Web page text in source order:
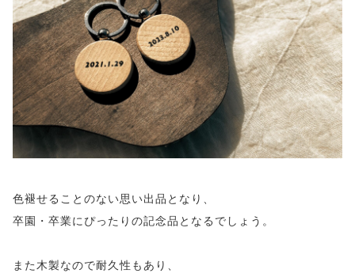
色褪せることのない思い出品となり、
卒園・卒業にぴったりの記念品となるでしょう。
また木製なので耐久性もあり、